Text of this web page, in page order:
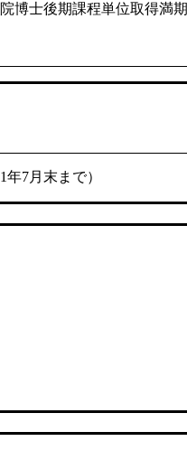
博士後期課程単位取得満
7月末まで）